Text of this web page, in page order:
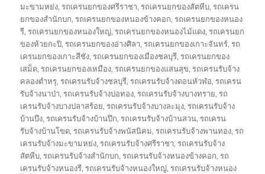
มะขามหย่ง,รถเครนยกของศรีราชา,รถเครนยกของสัตหีบ,รถเครน
ยกของสำนักบก,รถเครนยกของหนองข้างคอก,รถเครนยกของหนอง
รี,รถเครนยกของหนองใหญ่,รถเครนยกของหนองไม้แดง,รถเครนยก
ของห้วยกะปิ,รถเครนยกของอ่างศิลา,รถเครนยกของเกาะจันทร์,รถ
เครนยกของเกาะสีชัง,รถเครนยกของเมืองชลบุรี,รถเครนยกของ
เสม็ด,รถเครนยกของเหมือง,รถเครนยกของแสนสุข,รถเครนรับจ้าง
คลองตำหรุ,รถเครนรับจ้างชลบุรี,รถเครนรับจ้างดอนหัวฬ่อ,รถเครน
รับจ้างนาป่า,รถเครนรับจ้างบ่อทอง,รถเครนรับจ้างบางทราย,รถ
เครนรับจ้างบางปลาสร้อย,รถเครนรับจ้างบางละมุง,รถเครนรับจ้าง
บ้านบึง,รถเครนรับจ้างบ้านปึก,รถเครนรับจ้างบ้านสวน,รถเครน
รับจ้างบ้านโขด,รถเครนรับจ้างพนัสนิคม,รถเครนรับจ้างพานทอง,รถ
เครนรับจ้างมะขามหย่ง,รถเครนรับจ้างศรีราชา,รถเครนรับจ้าง
สัตหีบ,รถเครนรับจ้างสำนักบก,รถเครนรับจ้างหนองข้างคอก,รถ
เครนรับจ้างหนองรี,รถเครนรับจ้างหนองใหญ่,รถเครนรับจ้างหนอง